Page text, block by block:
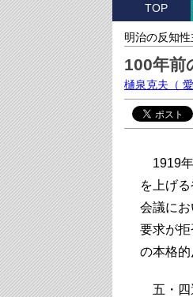
TOP
明治の反知
100年前
樋泉克夫 （
1919年
を上げ
会議に
要求が
の本格的
五・四